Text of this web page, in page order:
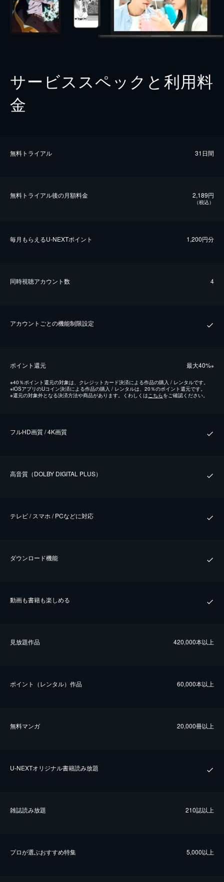
サービススペックと利用料
金
無料トライアル 31日間
無料トライアル後の⽉額料金 2,189円
（税込）
毎⽉もらえるU-NEXTポイント 1,200円分
同時視聴アカウント数 4
アカウントごとの機能制限設定
ポイント還元 最⼤40%※
※40％ポイント還元の対象は、クレジットカード決済による作品の購入 / レンタルです。
※iOSアプリのUコイン決済による作品の購入 / レンタルは、20％のポイント還元です。
※還元の対象外となる決済方法や商品があります。くわしくはこちらをご確認ください。
フルHD画質 / 4K画質
⾼⾳質（DOLBY DIGITAL PLUS）
テレビ / スマホ / PCなどに対応
ダウンロード機能
動画も書籍も楽しめる
⾒放題作品 420,000本以上
ポイント（レンタル）作品 60,000本以上
無料マンガ 20,000冊以上
U-NEXTオリジナル書籍読み放題
雑誌読み放題 210誌以上
プロが選ぶおすすめ特集 5,000以上